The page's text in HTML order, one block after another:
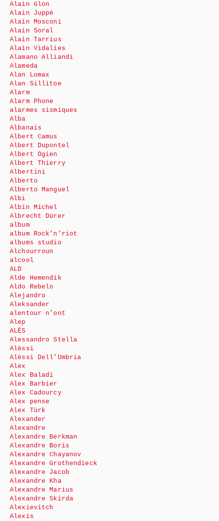
Alain Glon
Alain Juppé
Alain Mosconi
Alain Soral
Alain Tarrius
Alain Vidalies
Alamano Alliandi
Alameda
Alan Lomax
Alan Sillitoe
Alarm
Alarm Phone
alarmes sismiques
Alba
Albanais
Albert Camus
Albert Dupontel
Albert Ogien
Albert Thierry
Albertini
Alberto
Alberto Manguel
Albi
Albin Michel
Albrecht Dürer
album
album Rock’n’riot
albums studio
Alchourroun
alcool
ALD
Alde Hemendik
Aldo Rebelo
Alejandro
Aleksander
alentour n’ont
Alep
ALÈS
Alessandro Stella
Alèssi
Alèssi Dell’Umbria
Alex
Alex Baladi
Alex Barbier
Alex Cadourcy
Alex pense
Alex Türk
Alexander
Alexandre
Alexandre Berkman
Alexandre Boris
Alexandre Chayanov
Alexandre Grothendieck
Alexandre Jacob
Alexandre Kha
Alexandre Marius
Alexandre Skirda
Alexievitch
Alexis